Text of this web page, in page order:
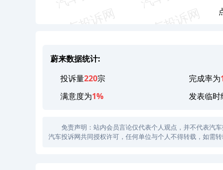
蔚来数据统计:
投诉量220宗 完成率为
满意度为1% 发表临时
免责声明：站内会员言论仅代表个人观点，并不代表汽
汽车投诉网共同授权许可，任何单位与个人不得转载，如需